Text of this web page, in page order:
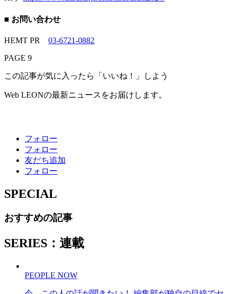
■ お問い合わせ
HEMT PR 03-6721-0882
PAGE 9
この記事が気に入ったら「いいね！」しよう
Web LEONの最新ニュースをお届けします。
フォロー
フォロー
友だち追加
フォロー
SPECIAL
おすすめの記事
SERIES：連載
PEOPLE NOW